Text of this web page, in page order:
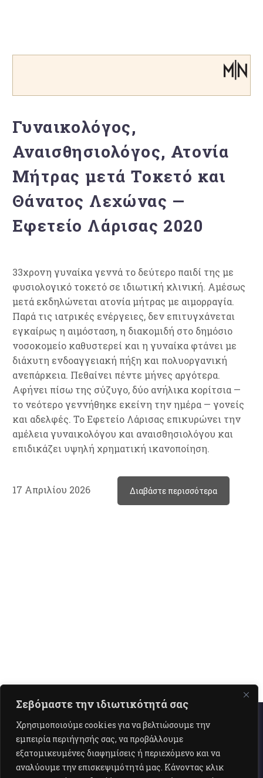
Σεβόμαστε την ιδιωτικότητά σας
Χρησιμοποιούμε cookies για να βελτιώσουμε την
εμπειρία περιήγησής σας, να προβάλλουμε
εξατομικευμένες διαφημίσεις ή περιεχόμενο και να
αναλύουμε την επισκεψιμότητά μας. Κάνοντας κλικ
Γυναικολόγος,
Αναισθησιολόγος, Ατονία
Μήτρας μετά Τοκετό και
Θάνατος Λεχώνας —
Εφετείο Λάρισας 2020
33χρονη γυναίκα γεννά το δεύτερο παιδί της με
φυσιολογικό τοκετό σε ιδιωτική κλινική. Αμέσως
μετά εκδηλώνεται ατονία μήτρας με αιμορραγία.
Παρά τις ιατρικές ενέργειες, δεν επιτυγχάνεται
εγκαίρως η αιμόσταση, η διακομιδή στο δημόσιο
νοσοκομείο καθυστερεί και η γυναίκα φτάνει με
διάχυτη ενδοαγγειακή πήξη και πολυοργανική
ανεπάρκεια. Πεθαίνει πέντε μήνες αργότερα.
Αφήνει πίσω της σύζυγο, δύο ανήλικα κορίτσια —
το νεότερο γεννήθηκε εκείνη την ημέρα — γονείς
και αδελφές. Το Εφετείο Λάρισας επικυρώνει την
αμέλεια γυναικολόγου και αναισθησιολόγου και
επιδικάζει υψηλή χρηματική ικανοποίηση.
17 Απριλίου 2026 Διαβάστε περισσότερα